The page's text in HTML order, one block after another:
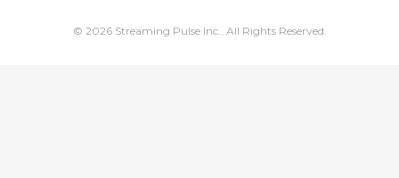
© 2026 Streaming Pulse Inc.. All Rights Reserved.